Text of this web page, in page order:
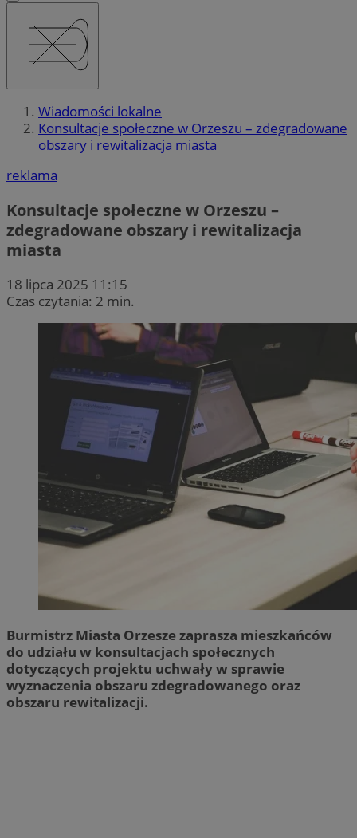
Wiadomości lokalne
Konsultacje społeczne w Orzeszu – zdegradowane
obszary i rewitalizacja miasta
reklama
Konsultacje społeczne w Orzeszu –
zdegradowane obszary i rewitalizacja
miasta
18 lipca 2025 11:15
Czas czytania: 2 min.
Burmistrz Miasta Orzesze zaprasza mieszkańców
do udziału w konsultacjach społecznych
dotyczących projektu uchwały w sprawie
wyznaczenia obszaru zdegradowanego oraz
obszaru rewitalizacji.